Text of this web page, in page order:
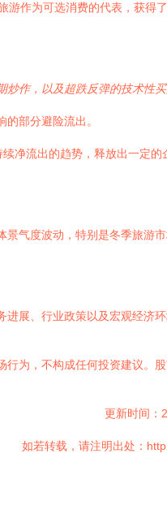
游作为可选消费的代表，获得
作，以及超跌反弹的技术性买
部分避险流出。
净流出的趋势，释放出一定的
气度波动，特别是冬季旅
展、行业政策以及宏观经济
为，不构成任何投资建议。
更新时间：
如若转载，请注明出处：